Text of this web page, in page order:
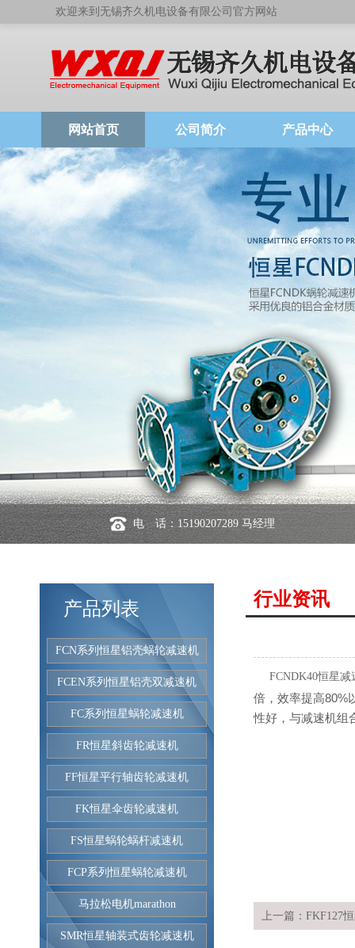
欢迎来到无锡齐久机电设备有限公司官方网站
网站首页 公司简介 产品中心
电 话：15190207289 马经理
产品列表
FCN系列恒星铝壳蜗轮减速机
FCEN系列恒星铝壳双减速机
FC系列恒星蜗轮减速机
FR恒星斜齿轮减速机
FF恒星平行轴齿轮减速机
FK恒星伞齿轮减速机
FS恒星蜗轮蜗杆减速机
FCP系列恒星蜗轮减速机
马拉松电机marathon
SMR恒星轴装式齿轮减速机
行业资讯
FCNDK40恒星减
倍，效率提高80%
性好，与减速机组
上一篇： FKF127